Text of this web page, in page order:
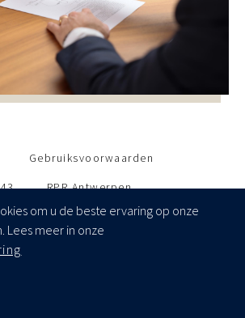
Gebruiksvoorwaarden
RPR Antwerpen
het Notariaat cv
om u de beste ervaring op onze
Lees meer in onze